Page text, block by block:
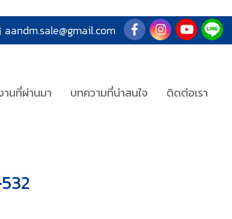
aandm.sale@gmail.com
านที่ผ่านมา บทความที่น่าสนใจ ติดต่อเรา